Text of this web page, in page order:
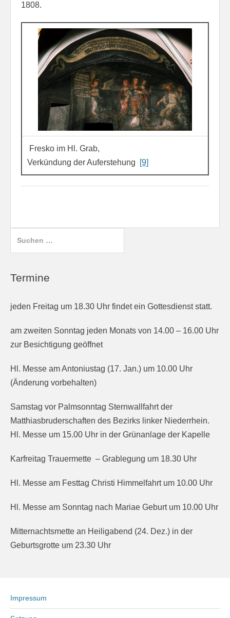
1808.
Fresko im Hl. Grab,
Verkündung der Auferstehung
[9]
Termine
jeden Freitag um 18.30 Uhr findet ein Gottesdienst statt.
am zweiten Sonntag jeden Monats von 14.00 – 16.00 Uhr
zur Besichtigung geöffnet
Hl. Messe am Antoniustag (17. Jan.) um 10.00 Uhr
(Änderung vorbehalten)
Samstag vor Palmsonntag Sternwallfahrt der
Matthiasbruderschaften des Bezirks linker Niederrhein.
Hl. Messe um 15.00 Uhr in der Grünanlage der Kapelle
Karfreitag Trauermette – Grablegung um 18.30 Uhr
Hl. Messe am Festtag Christi Himmelfahrt um 10.00 Uhr
Hl. Messe am Sonntag nach Mariae Geburt um 10.00 Uhr
Mitternachtsmette an Heiligabend (24. Dez.) in der
Geburtsgrotte um 23.30 Uhr
Impressum